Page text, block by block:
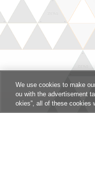
We use cookies to make
ou with the advertisement
okies”, all of these cookies